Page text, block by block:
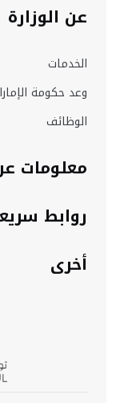
عن الوزارة
الخدمات
وعد حكومة
الوظائف
معلومات
روابط
أخرى